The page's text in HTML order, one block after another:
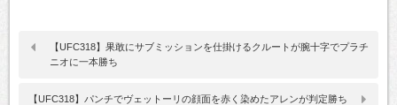
【UFC318】果敢にサブミッションを仕掛けるクルートが腕十字でプラチ
ニオに一本勝ち
【UFC318】パンチでヴェットーリの顔面を赤く染めたアレンが判定勝ち